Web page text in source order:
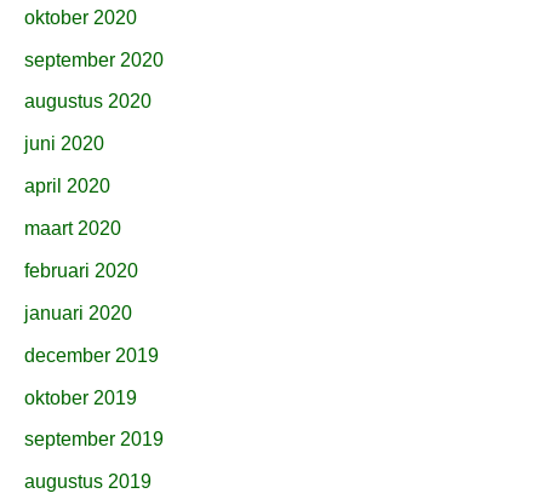
oktober 2020
september 2020
augustus 2020
juni 2020
april 2020
maart 2020
februari 2020
januari 2020
december 2019
oktober 2019
september 2019
augustus 2019